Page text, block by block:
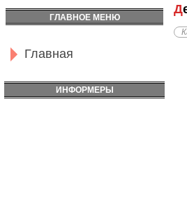
ГЛАВНОЕ МЕНЮ
Главная
ИНФОРМЕРЫ